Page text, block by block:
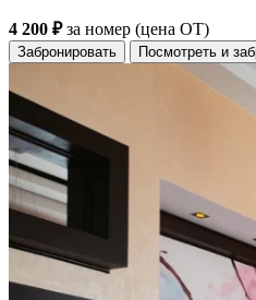
4 200 ₽за номер (цена ОТ)
Забронировать Посмотреть и